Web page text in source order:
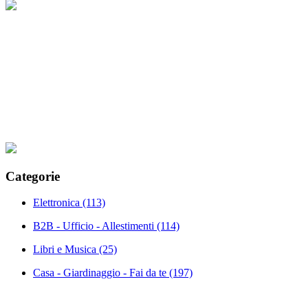
Categorie
Elettronica (113)
B2B - Ufficio - Allestimenti (114)
Libri e Musica (25)
Casa - Giardinaggio - Fai da te (197)